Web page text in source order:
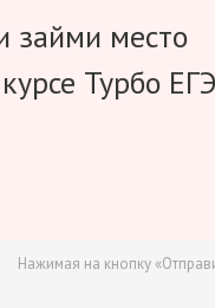
займи место
Турбо ЕГЭ
Нажимая на кнопку